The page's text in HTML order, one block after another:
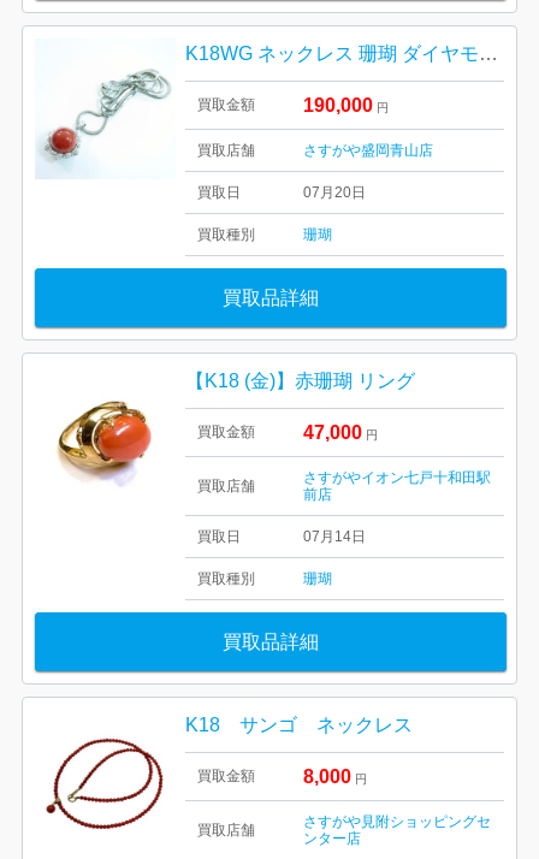
K18WG ネックレス 珊瑚 ダイヤモンド ジュエリー アクセサリー
買取金額 190,000 円
買取店舗 さすがや盛岡青山店
買取日 07月20日
買取種別 珊瑚
買取品詳細
【K18 (金)】赤珊瑚 リング
買取金額 47,000 円
買取店舗
さすがやイオン七戸十和田駅
前店
買取日 07月14日
買取種別 珊瑚
買取品詳細
K18 サンゴ ネックレス
買取金額 8,000 円
買取店舗
さすがや見附ショッピングセ
ンター店